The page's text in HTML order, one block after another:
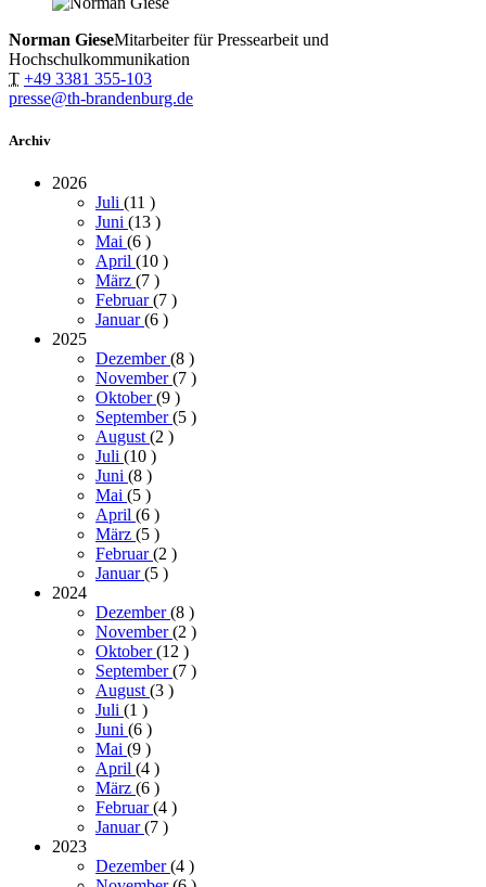
Norman GieseMitarbeiter für Pressearbeit und
Hochschulkommunikation
T +49 3381 355-103
presse@th-brandenburg.de
Archiv
2026
Juli (11 )
Juni (13 )
Mai (6 )
April (10 )
März (7 )
Februar(7 )
Januar(6 )
2025
Dezember(8 )
November(7 )
Oktober(9 )
September(5 )
August(2 )
Juli (10 )
Juni (8 )
Mai (5 )
April (6 )
März (5 )
Februar(2 )
Januar(5 )
2024
Dezember(8 )
November(2 )
Oktober(12 )
September(7 )
August(3 )
Juli (1 )
Juni (6 )
Mai (9 )
April (4 )
März (6 )
Februar(4 )
Januar(7 )
2023
Dezember(4 )